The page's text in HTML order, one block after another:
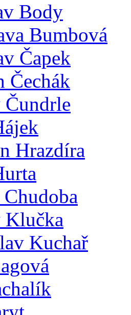
Body
Bumbová
Čapek
Čechák
Hrazdíra
Klučka
Kuchař